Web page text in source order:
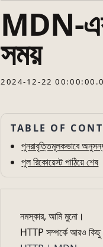
MDN-এর
সময়
2024-12-22
TABLE OF
পুনরাবৃত্তিমূলকভাবে
পুল রিকোয়েস্ট পাঠিয়ে শেষ
নমস্কার, আমি মুনো।
HTTP সম্পর্কে আরও কিছু